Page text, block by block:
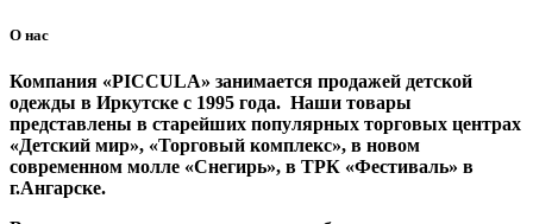
О нас
Компания «PICCULA» занимается продажей детской
одежды в Иркутске с 1995 года. Наши товары
представлены в старейших популярных торговых центрах
«Детский мир», «Торговый комплекс», в новом
современном молле «Снегирь», в ТРК «Фестиваль» в
г.Ангарске.